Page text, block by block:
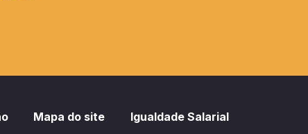
Mapa do site Igualdade Salarial